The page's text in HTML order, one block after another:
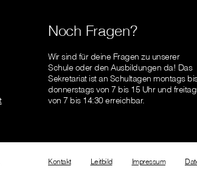
Noch Fragen?
Wir sind für deine Fragen zu unserer
Schule oder den Ausbildungen da! Das
Sekretariat ist an Schultagen montags
donnerstags von 7 bis 15 Uhr und
von 7 bis 14:30 erreichbar.
Kontakt Leitbild Impressum